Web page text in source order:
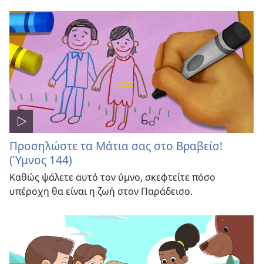
Προσηλώστε τα Μάτια σας στο Βραβείο!
(Ύμνος 144)
Καθώς ψάλετε αυτό τον ύμνο, σκεφτείτε πόσο
υπέροχη θα είναι η ζωή στον Παράδεισο.